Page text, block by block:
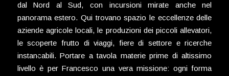
dal Nord al Sud, con incursioni mirate anche nel
panorama estero. Qui trovano spazio le eccellenze delle
aziende agricole locali, le produzioni dei piccoli allevatori,
le scoperte frutto di viaggi, fiere di settore e ricerche
instancabili. Portare a tavola materie prime di altissimo
livello è per Francesco una vera missione: ogni forma